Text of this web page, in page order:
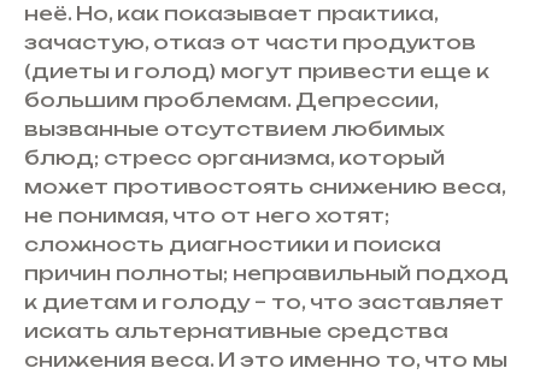
неё. Но, как показывает практика,
зачастую, отказ от части продуктов
(диеты и голод) могут привести еще к
большим проблемам. Депрессии,
вызванные отсутствием любимых
блюд; стресс организма, который
может противостоять снижению веса,
не понимая, что от него хотят;
сложность диагностики и поиска
причин полноты; неправильный подход
к диетам и голоду – то, что заставляет
искать альтернативные средства
снижения веса. И это именно то, что мы